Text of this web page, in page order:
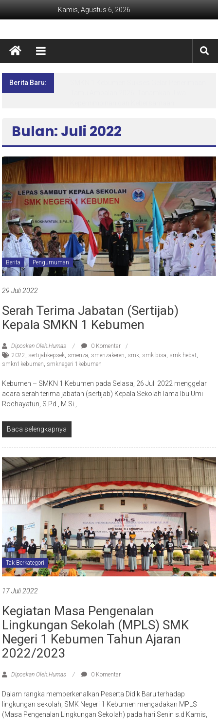
Kamis, Agustus 6, 2026
Berita Baru:
Bulan: Juli 2022
Berita Pengumuman
29 Juli 2022
Serah Terima Jabatan (Sertijab)
Kepala SMKN 1 Kebumen
Diposkan Oleh:Humas
0 Komentar
2022
sertijabkepsek smenza smenzakeren smk smk bisa smk hebat
smkn1kebumen smknegeri 1kebumen
Kebumen – SMKN 1 Kebumen pada Selasa, 26 Juli 2022 menggelar
acara serah terima jabatan (sertijab) Kepala Sekolah lama Ibu Umi
Rochayatun, S.Pd., M.Si.,
Baca selengkapnya
Tak Berkategori
17 Juli 2022
Kegiatan Masa Pengenalan
Lingkungan Sekolah (MPLS) SMK
Negeri 1 Kebumen Tahun Ajaran
2022/2023
Diposkan Oleh:Humas 0 Komentar
Dalam rangka memperkenalkan Peserta Didik Baru terhadap
lingkungan sekolah, SMK Negeri 1 Kebumen mengadakan MPLS
(Masa Pengenalan Lingkungan Sekolah) pada hari Senin s.d Kamis,